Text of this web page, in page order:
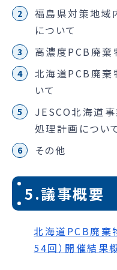
福島県対策地域
について
高濃度PCB廃棄
北海道PCB廃棄
いて
JESCO北海道
処理計画につい
その他
5.議事概要
北海道PCB廃棄
54回）開催結